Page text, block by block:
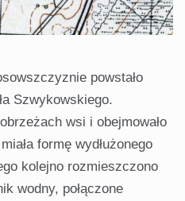
powstało
Szwykowskiego.
wsi i obejmowało
formę wydłużonego
kolejno rozmieszczono
wodny, połączone